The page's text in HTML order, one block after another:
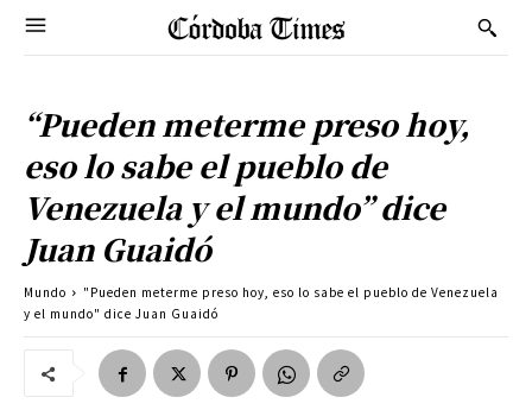
“Pueden meterme preso hoy,
eso lo sabe el pueblo de
Venezuela y el mundo” dice
Juan Guaidó
Mundo
"Pueden meterme preso hoy, eso lo sabe el pueblo de Venezuela
y el mundo" dice Juan Guaidó